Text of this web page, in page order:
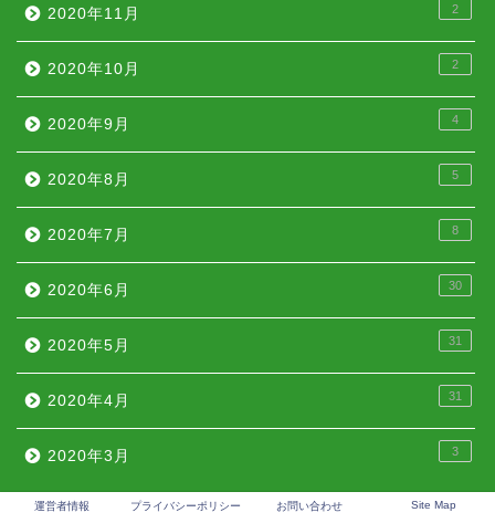
2020年11月 2
2020年10月 2
2020年9月 4
2020年8月 5
2020年7月 8
2020年6月 30
2020年5月 31
2020年4月 31
2020年3月 3
運営者情報 プライバシーポリシー お問い合わせ Site Map